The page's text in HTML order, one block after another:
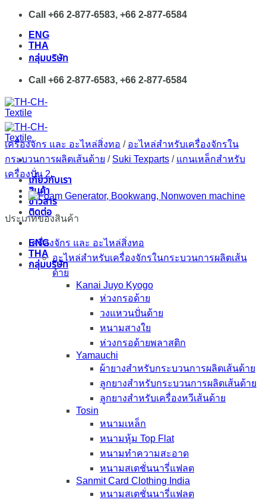
Skip
content
Call +66 2-877-6583, +66 2-877-6584
ENG
THA
กลุ่มบริษัท
Call +66 2-877-6583, +66 2-877-6584
เกี่ยวกับเรา
สินค้า
ข่าวสาร
ติดต่อ
ENG
THA
กลุ่มบริษัท
เครื่องจักร และ อะไหล่สิ่งทอ / อะไหล่สำหรับเครื่องจักรใน
กระบวนการผลิตเส้นด้าย / Suki Texparts / แกนเหล็กสำหรับ
เครื่องปั่น 2
ประเภทของสินค้า
เครื่องจักร และ อะไหล่สิ่งทอ
อะไหล่สำหรับเครื่องจักรในกระบวนการผลิตเส้น
ด้าย
Kanai Juyo Kyogo
ห่วงกรอด้าย
วงแหวนปั่นด้าย
หนามสางใย
ห่วงกรอด้ายพลาสติก
Yamauchi
ผ้ายางสำหรับกระบวนการผลิตเส้นด้าย
ลูกยางสำหรับกระบวนการผลิตเส้นด้าย
ลูกยางสำหรับเครื่องหวีเส้นด้าย
Tosin
หนามเหล็ก
หนามหุ้ม Top Flat
หนามทำความสะอาด
หนามสเตชั่นนารี่แฟลต
Sanmit Card Clothing India
หนามสเตชั่นนารี่แฟลต